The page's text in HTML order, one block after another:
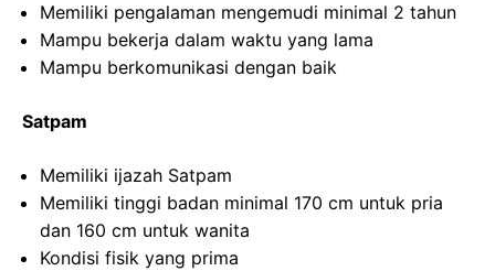
Memiliki pengalaman mengemudi minimal 2 tahun
Mampu bekerja dalam waktu yang lama
Mampu berkomunikasi dengan baik
Satpam
Memiliki ijazah Satpam
Memiliki tinggi badan minimal 170 cm untuk pria
dan 160 cm untuk wanita
Kondisi fisik yang prima